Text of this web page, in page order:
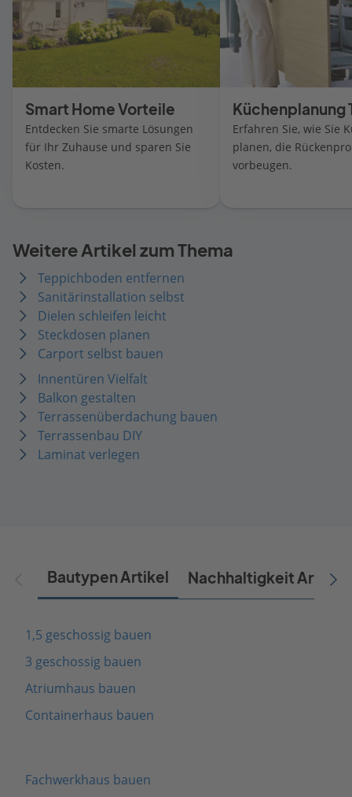
Smart Home Vorteile
Entdecken Sie smarte Lösungen
für Ihr Zuhause und sparen Sie
Kosten.
Küchenplanung
Erfahren Sie, wie Sie
planen, die
vorbeugen.
Weitere Artikel zum Thema
Teppichboden entfernen
Sanitärinstallation selbst
Dielen schleifen leicht
Steckdosen planen
Carport selbst bauen
Innentüren Vielfalt
Balkon gestalten
Terrassenüberdachung bauen
Terrassenbau DIY
Laminat verlegen
Bautypen Artikel Nachhaltigkeit Artikel
1,5 geschossig bauen
3 geschossig bauen
Atriumhaus bauen
Containerhaus bauen
Fachwerkhaus bauen